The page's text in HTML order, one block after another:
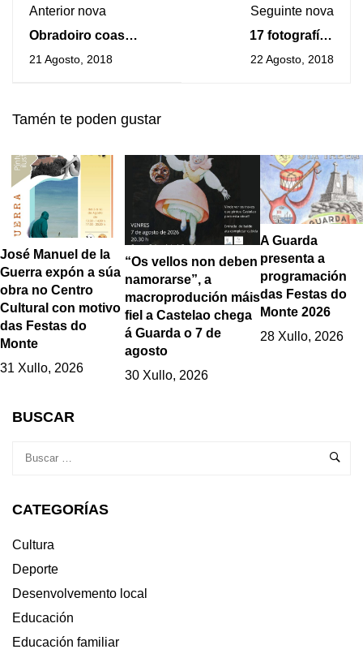
Anterior nova
Obradoiro coas
alfombristas
21 Agosto, 2018
Seguinte nova
17 fotografías
conforman a
22 Agosto, 2018
Tamén te poden gustar
José Manuel de la
Guerra expón a súa
obra no Centro
Cultural con motivo
das Festas do
Monte
31 Xullo, 2026
“Os vellos non deben
namorarse”, a
macroprodución máis
fiel a Castelao chega
á Guarda o 7 de
agosto
30 Xullo, 2026
A Guarda
presenta a
programación
das Festas do
Monte 2026
28 Xullo, 2026
BUSCAR
CATEGORÍAS
Cultura
Deporte
Desenvolvemento local
Educación
Educación familiar